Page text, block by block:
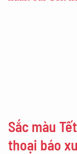
Sắc màu
thoại báo